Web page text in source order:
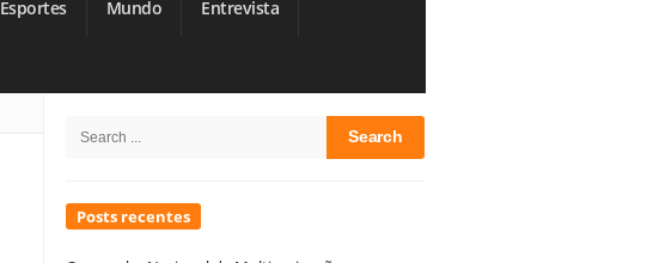
Esportes Mundo Entrevista
Sidebar
Search
Posts recentes